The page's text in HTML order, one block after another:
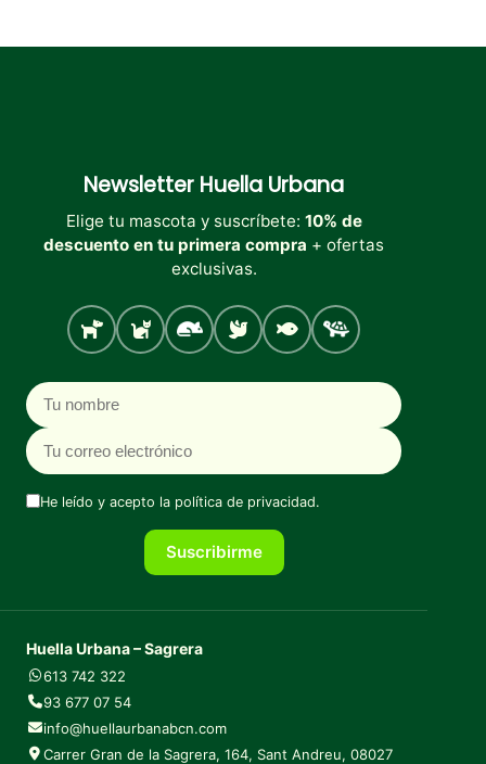
Newsletter Huella Urbana
Elige tu mascota y suscríbete: 10% de
descuento en tu primera compra + ofertas
exclusivas.
Perro Gato Roedores
Aves PecesTortugas
Nombre
Correo electrónico
He leído y acepto la política de privacidad.
Suscribirme
Huella Urbana – Sagrera
613 742 322
93 677 07 54
info@huellaurbanabcn.com
Carrer Gran de la Sagrera, 164, Sant Andreu, 08027